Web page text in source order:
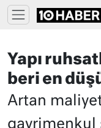
Yapı
beri en
Artan
gayrimenkul